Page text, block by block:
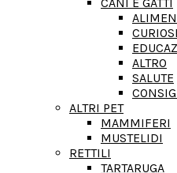
ALTRO
SALUTE
ALTRI PET
MAMMIFERI
MUSTELIDI
RETTILI
TARTARUGA